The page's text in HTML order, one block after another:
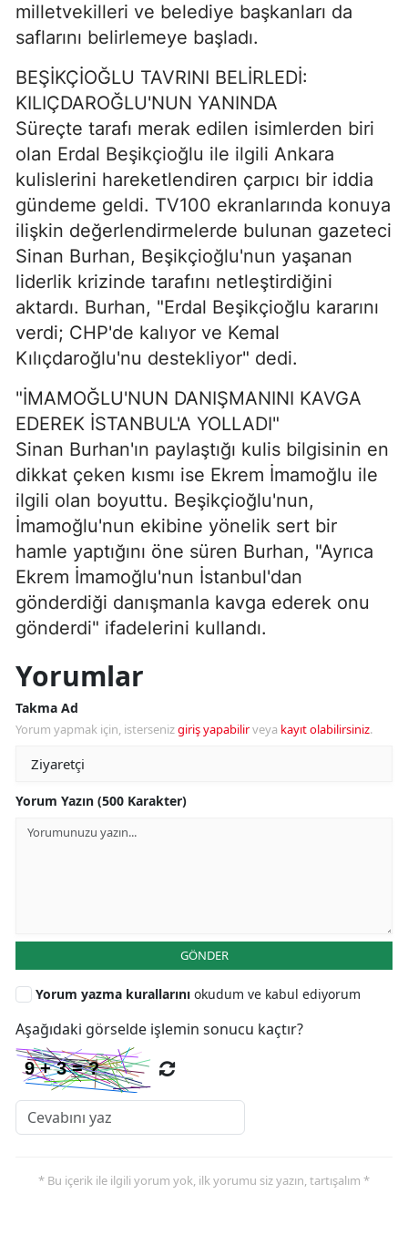
milletvekilleri ve belediye başkanları da
saflarını belirlemeye başladı.
BEŞİKÇİOĞLU TAVRINI BELİRLEDİ:
KILIÇDAROĞLU'NUN YANINDA
Süreçte tarafı merak edilen isimlerden biri
olan Erdal Beşikçioğlu ile ilgili Ankara
kulislerini hareketlendiren çarpıcı bir iddia
gündeme geldi. TV100 ekranlarında konuya
ilişkin değerlendirmelerde bulunan gazeteci
Sinan Burhan, Beşikçioğlu'nun yaşanan
liderlik krizinde tarafını netleştirdiğini
aktardı. Burhan, "Erdal Beşikçioğlu kararını
verdi; CHP'de kalıyor ve Kemal
Kılıçdaroğlu'nu destekliyor" dedi.
"İMAMOĞLU'NUN DANIŞMANINI KAVGA
EDEREK İSTANBUL'A YOLLADI"
Sinan Burhan'ın paylaştığı kulis bilgisinin en
dikkat çeken kısmı ise Ekrem İmamoğlu ile
ilgili olan boyuttu. Beşikçioğlu'nun,
İmamoğlu'nun ekibine yönelik sert bir
hamle yaptığını öne süren Burhan, "Ayrıca
Ekrem İmamoğlu'nun İstanbul'dan
gönderdiği danışmanla kavga ederek onu
gönderdi" ifadelerini kullandı.
Yorumlar
Takma Ad
Yorum yapmak için, istersenizgiriş yapabilirveya kayıt olabilirsiniz.
Yorum Yazın (500 Karakter)
GÖNDER
Yorum yazma kurallarını okudum ve kabul ediyorum
Aşağıdaki görselde işlemin sonucu kaçtır?
* Bu içerik ile ilgili yorum yok, ilk yorumu siz yazın, tartışalım *